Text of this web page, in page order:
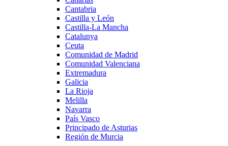
Cantabria
Castilla y León
Castilla-La Mancha
Catalunya
Ceuta
Comunidad de Madrid
Comunidad Valenciana
Extremadura
Galicia
La Rioja
Melilla
Navarra
País Vasco
Principado de Asturias
Región de Murcia